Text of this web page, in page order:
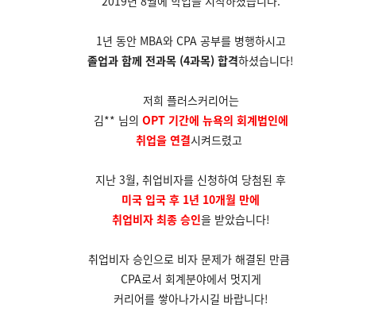
1년 동안 MBA와 CPA 공부를 병행하시고
졸업과 함께 전과목 (4과목) 합격하셨습니다!
저희 플러스커리어는
김** 님의 OPT 기간에 뉴욕의 회계법인에
취업을 연결시켜드렸고
지난 3월, 취업비자를 신청하여 당첨된 후
미국 입국 후 1년 10개월 만에
취업비자 최종 승인을 받았습니다!
취업비자 승인으로 비자 문제가 해결된 만큼
CPA로서 회계분야에서 멋지게
커리어를 쌓아나가시길 바랍니다!